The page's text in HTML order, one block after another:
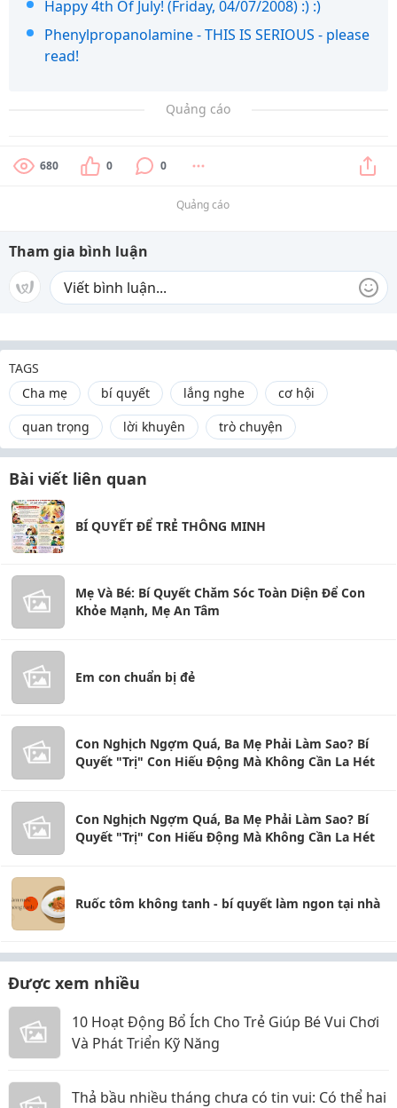
Happy 4th Of July! (Friday, 04/07/2008) :) :)
Phenylpropanolamine - THIS IS SERIOUS - please
read!
Quảng cáo
680 0 0
Quảng cáo
Tham gia bình luận
TAGS
Cha mẹ
bí quyết lắng nghe
cơ hội
quan trọng
lời khuyên trò chuyện
Bài viết liên quan
BÍ QUYẾT ĐỂ TRẺ THÔNG MINH
Mẹ Và Bé: Bí Quyết Chăm Sóc Toàn Diện Để Con
Khỏe Mạnh, Mẹ An Tâm
Em con chuẩn bị đẻ
Con Nghịch Ngợm Quá, Ba Mẹ Phải Làm Sao? Bí
Quyết "Trị" Con Hiếu Động Mà Không Cần La Hét
Con Nghịch Ngợm Quá, Ba Mẹ Phải Làm Sao? Bí
Quyết "Trị" Con Hiếu Động Mà Không Cần La Hét
Ruốc tôm không tanh - bí quyết làm ngon tại nhà
Được xem nhiều
10 Hoạt Động Bổ Ích Cho Trẻ Giúp Bé Vui Chơi
Và Phát Triển Kỹ Năng
Thả bầu nhiều tháng chưa có tin vui: Có thể hai